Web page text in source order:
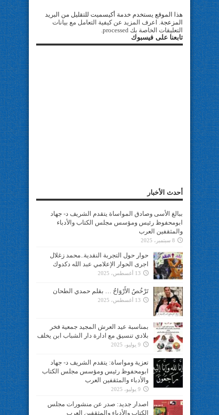
هذا الموقع يستخدم خدمة أكيسميت للتقليل من البريد
المزعجة. اعرف المزيد عن كيفية التعامل مع بيانات
التعليقات الخاصة بك processed
.
تابعنا على فيسبوك
أحدث الأخبار
ببالغ الأسى وصادق المواساة يتقدم الشريف د- جهاد
ابومحفوظ رئيس ومؤسس مجلس الكتاب والأدباء
والمثقفين العرب
8 سبتمبر، 2025
حوار حول التجربة النقدية..محمد زغلال
اجرى الحوار الإعلامي عبد الله دكدوك
13 أغسطس، 2025
تَرْخُصُ الأَرْوَاحُ … بقلم حمدي الطحان
13 أغسطس، 2025
بمناسبة عيد العرش المجيد جمعية فخر
بلادي تنسيق مع ادارة دار الشباب ابن يخلف
9 يوليو، 2025
تعزية ومواساة: يتقدم الشريف د- جهاد
ابومحفوظ رئيس ومؤسس مجلس الكتاب
والأدباء والمثقفين العرب
9 يوليو، 2025
اصدار جديد: صدر عن منشورات مجلس
الكتاب والأدباء والمثقفين العرب